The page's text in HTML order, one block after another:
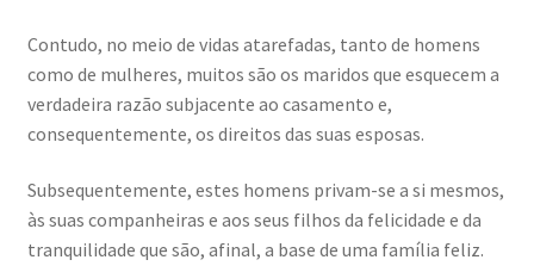
Contudo, no meio de vidas atarefadas, tanto de homens
como de mulheres, muitos são os maridos que esquecem a
verdadeira razão subjacente ao casamento e,
consequentemente, os direitos das suas esposas.
Subsequentemente, estes homens privam-se a si mesmos,
às suas companheiras e aos seus filhos da felicidade e da
tranquilidade que são, afinal, a base de uma família feliz.